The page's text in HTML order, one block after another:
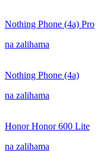
Nothing Phone (4a) Pro
na zalihama
Nothing Phone (4a)
na zalihama
Honor Honor 600 Lite
na zalihama